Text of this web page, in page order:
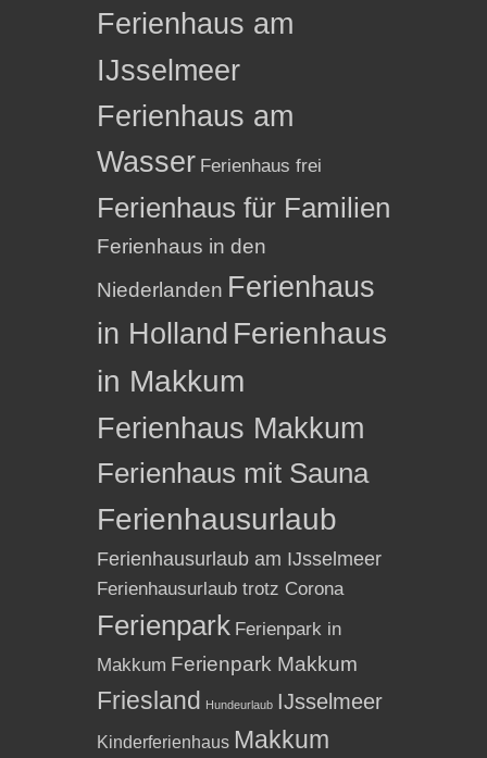
Ferienhaus am
IJsselmeer
Ferienhaus am
Wasser Ferienhaus frei
Ferienhaus für Familien
Ferienhaus in den
Niederlanden Ferienhaus
in Holland Ferienhaus
in Makkum
Ferienhaus Makkum
Ferienhaus mit Sauna
Ferienhausurlaub
Ferienhausurlaub am IJsselmeer
Ferienhausurlaub trotz Corona
Ferienpark Ferienpark in
Makkum Ferienpark Makkum
Friesland Hundeurlaub IJsselmeer
Kinderferienhaus Makkum